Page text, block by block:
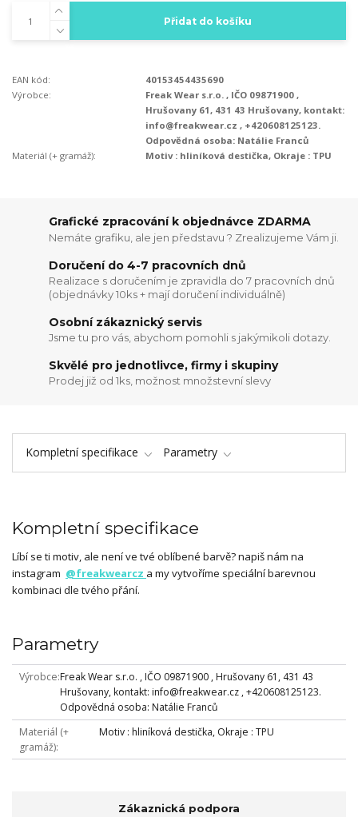
Přidat do košíku
EAN kód:
40153454435690
Výrobce:
Freak Wear s.r.o. , IČO 09871900 ,
Hrušovany 61, 431 43 Hrušovany, kontakt:
info@freakwear.cz , +420608125123.
Odpovědná osoba: Natálie Franců
Materiál (+ gramáž):
Motiv : hliníková destička, Okraje : TPU
Grafické zpracování k objednávce ZDARMA
Nemáte grafiku, ale jen představu ? Zrealizujeme Vám ji.
Doručení do 4-7 pracovních dnů
Realizace s doručením je zpravidla do 7 pracovních dnů
(objednávky 10ks + mají doručení individuálně)
Osobní zákaznický servis
Jsme tu pro vás, abychom pomohli s jakýmikoli dotazy.
Skvělé pro jednotlivce, firmy i skupiny
Prodej již od 1ks, možnost množstevní slevy
Kompletní specifikace Parametry
Kompletní specifikace
Líbí se ti motiv, ale není ve tvé oblíbené barvě? napiš nám na
instagram @freakwearcz a my vytvoříme speciální barevnou
kombinaci dle tvého přání.
Parametry
Výrobce Freak Wear s.r.o. , IČO 09871900 , Hrušovany 61, 431 43
Hrušovany, kontakt: info@freakwear.cz , +420608125123.
Odpovědná osoba: Natálie Franců
Materiál (+
gramáž)
Motiv : hliníková destička, Okraje : TPU
Zákaznická podpora